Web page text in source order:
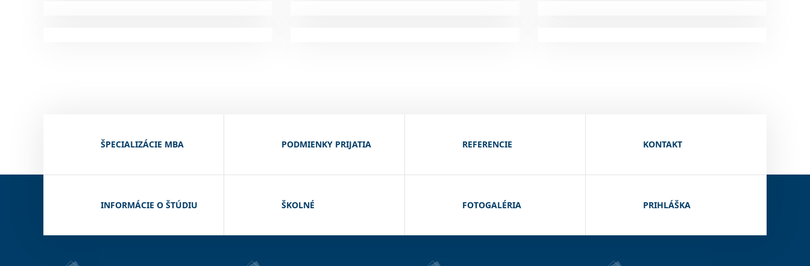
ŠPECIALIZÁCIE MBA PODMIENKY PRIJATIA REFERENCIE KONTAKT
INFORMÁCIE O ŠTÚDIU ŠKOLNÉ FOTOGALÉRIA PRIHLÁŠKA